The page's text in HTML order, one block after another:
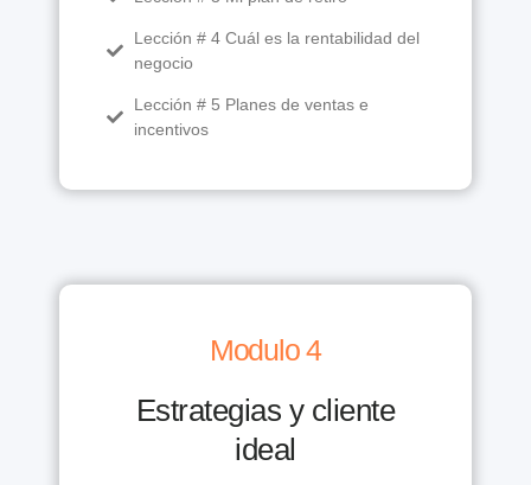
Lección # 4 Cuál es la rentabilidad del
negocio
Lección # 5 Planes de ventas e
incentivos
Modulo 4
Estrategias y cliente
ideal